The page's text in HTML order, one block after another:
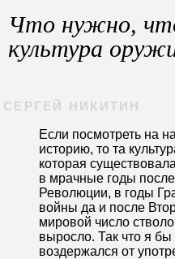
Что нужно,
культура
СЕРГЕЙ НИКИТИН
Если посмотреть на
историю, то та
которая существовала
в мрачные годы после
Революции, в годы
войны да и после
мировой число
выросло. Так что я бы
воздержался от